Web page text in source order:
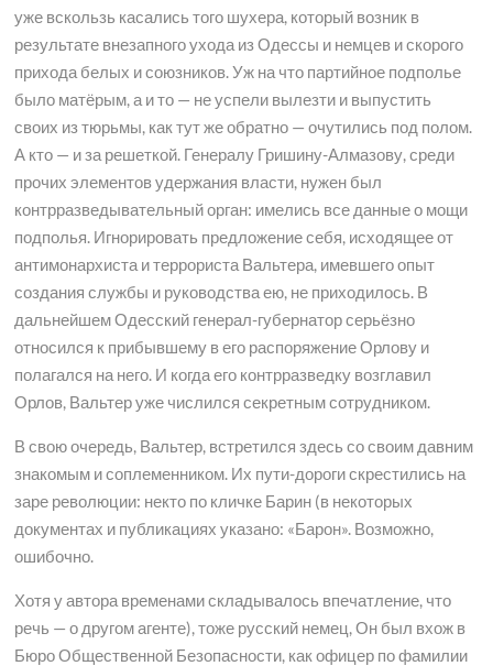
уже вскользь касались того шухера, который возник в
результате внезапного ухода из Одессы и немцев и скорого
прихода белых и союзников. Уж на что партийное подполье
было матёрым, а и то — не успели вылезти и выпустить
своих из тюрьмы, как тут же обратно — очутились под полом.
А кто — и за решеткой. Генералу Гришину-Алмазову, среди
прочих элементов удержания власти, нужен был
контрразведывательный орган: имелись все данные о мощи
подполья. Игнорировать предложение себя, исходящее от
антимонархиста и террориста Вальтера, имевшего опыт
создания службы и руководства ею, не приходилось. В
дальнейшем Одесский генерал-губернатор серьёзно
относился к прибывшему в его распоряжение Орлову и
полагался на него. И когда его контрразведку возглавил
Орлов, Вальтер уже числился секретным сотрудником.
В свою очередь, Вальтер, встретился здесь со своим давним
знакомым и соплеменником. Их пути-дороги скрестились на
заре революции: некто по кличке Барин (в некоторых
документах и публикациях указано: «Барон». Возможно,
ошибочно.
Хотя у автора временами складывалось впечатление, что
речь — о другом агенте), тоже русский немец, Он был вхож в
Бюро Общественной Безопасности, как офицер по фамилии